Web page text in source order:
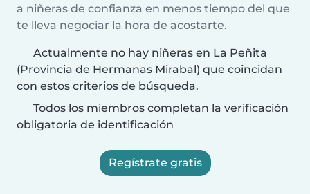
a niñeras de confianza en menos tiempo del que
te lleva negociar la hora de acostarte.
Actualmente no hay niñeras en La Peñita
(Provincia de Hermanas Mirabal) que coincidan
con estos criterios de búsqueda.
Todos los miembros completan la verificación
obligatoria de identificación
Regístrate gratis